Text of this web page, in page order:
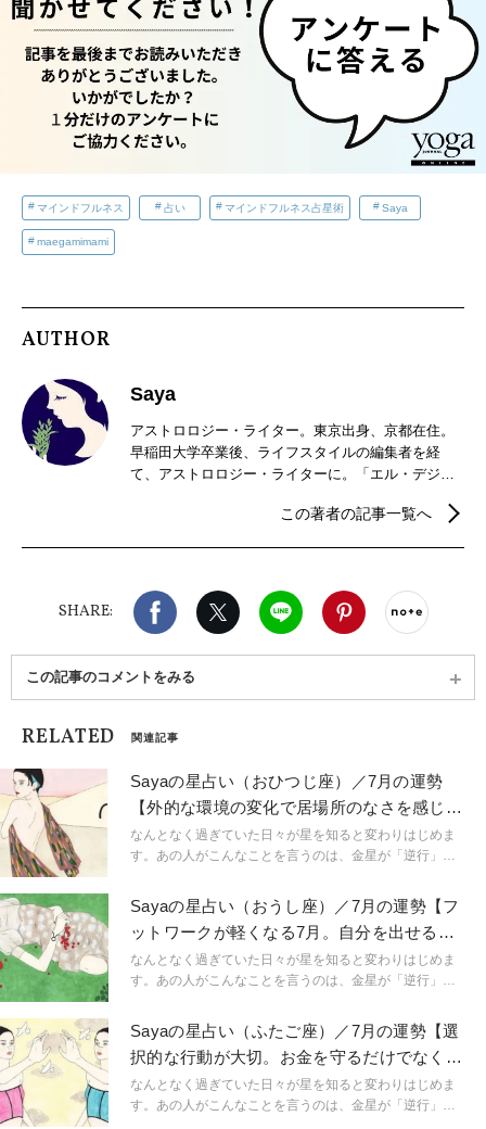
マインドフルネス 占い マインドフルネス占星術 Saya
maegamimami
AUTHOR
Saya
アストロロジー・ライター。東京出身、京都在住。
早稲田大学卒業後、ライフスタイルの編集者を経
て、アストロロジー・ライターに。「エル・デジタ
夫と二人で暮らし、星を読み、畑を耕す傍ら、茶道
この著者の記事一覧へ
SHARE:
Facebook X（旧twitter）
LINE Pinterest
この記事のコメントをみる
RELATED 関連記事
Sayaの星占い（おひつじ座）／7月の運勢
【外的な環境の変化で居場所のなさを感じて
も、実は自由にやれる機会】
なんとなく過ぎていた日々が星を知ると変わりはじめま
す。あの人がこんなことを言うのは、金星が「逆行」し
い。こんなにも気持ちが盛り上がるのは満月だからと言
うように。星という眼鏡をもつことで、小さなささやき
や予兆にも気づき始め、「今、ここ」に集中できるよう
に。マインドフルに生きられるようになるのです。
「今、ここ」を生きるためのマインドフルネスな占星術
Sayaの星占い（おうし座）／7月の運勢【フ
ットワークが軽くなる7月。自分を出せる場
所はどこ？】
なんとなく過ぎていた日々が星を知ると変わりはじめま
す。あの人がこんなことを言うのは、金星が「逆行」し
い。こんなにも気持ちが盛り上がるのは満月だからと言
うように。星という眼鏡をもつことで、小さなささやき
や予兆にも気づき始め、「今、ここ」に集中できるよう
に。マインドフルに生きられるようになるのです。
「今、ここ」を生きるためのマインドフルネスな占星術
Sayaの星占い（ふたご座）／7月の運勢【選
択的な行動が大切。お金を守るだけでなく、
新しい基盤づくりを】
なんとなく過ぎていた日々が星を知ると変わりはじめま
す。あの人がこんなことを言うのは、金星が「逆行」し